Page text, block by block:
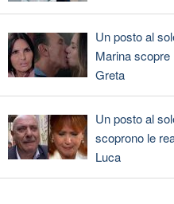
Un posto al
Marina
Greta
Un posto al
scoprono le
Luca